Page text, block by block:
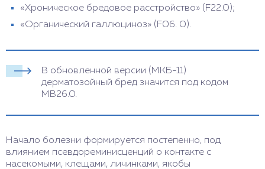
«Хроническое бредовое расстройство» (F22.0);
«Органический галлюциноз» (F06. 0).
В обновленной версии (МКБ-11)
дерматозойный бред значится под кодом
MB26.0.
Начало болезни формируется постепенно, под
влиянием псевдореминисценций о контакте с
насекомыми, клещами, личинками, якобы